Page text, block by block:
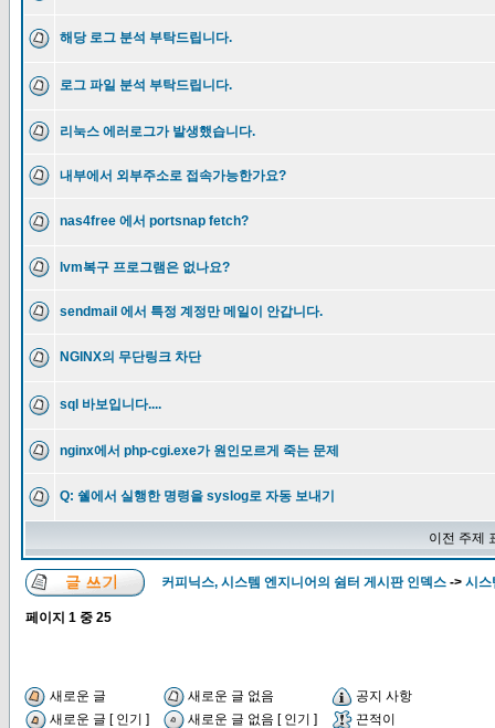
해당 로그 분석 부탁드립니다.
로그 파일 분석 부탁드립니다.
리눅스 에러로그가 발생했습니다.
내부에서 외부주소로 접속가능한가요?
nas4free 에서 portsnap fetch?
lvm복구 프로그램은 없나요?
sendmail 에서 특정 계정만 메일이 안갑니다.
NGINX의 무단링크 차단
sql 바보입니다....
nginx에서 php-cgi.exe가 원인모르게 죽는 문제
Q: 쉘에서 실행한 명령을 syslog로 자동 보내기
이전 주제
커피닉스, 시스템 엔지니어의 쉼터 게시판 인덱스 -> 시스
페이지 1 중 25
새로운 글 새로운 글 없음
공지 사항
새로운 글 [ 인기 ]
새로운 글 없음 [ 인기 ]
끈적이